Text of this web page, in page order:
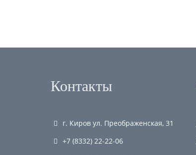
Контакты
г. Киров ул. Преображенская, 31
+7 (8332) 22-22-06